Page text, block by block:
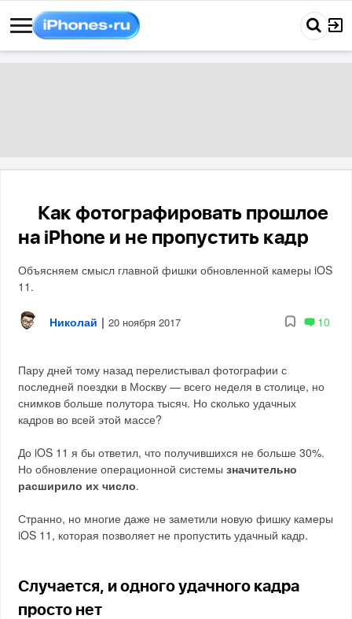
Как фотографировать прошлое
на iPhone и не пропустить кадр
Объясняем смысл главной фишки обновленной камеры iOS
11.
Николай | 20 ноября 2017 10
Пару дней тому назад перелистывал фотографии с
последней поездки в Москву — всего неделя в столице, но
снимков больше полутора тысяч. Но сколько удачных
кадров во всей этой массе?
До iOS 11 я бы ответил, что получившихся не больше 30%.
Но обновление операционной системызначительно
расширило их число.
Странно, но многие даже не заметили новую фишку камеры
iOS 11, которая позволяет не пропустить удачный кадр.
Случается, и одного удачного кадра
просто нет